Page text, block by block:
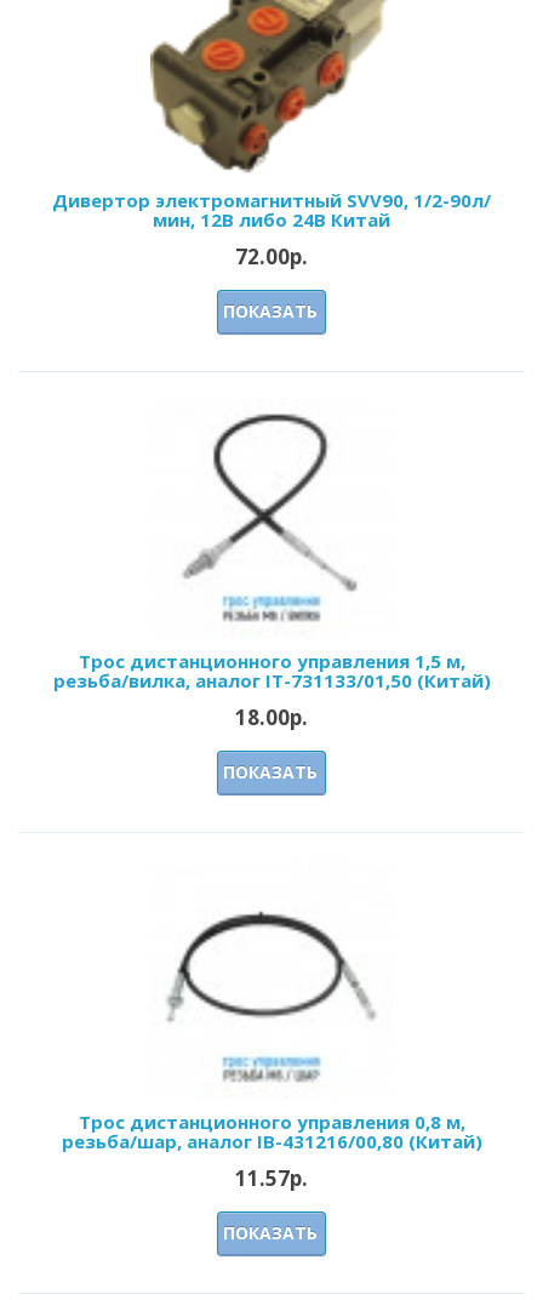
Дивертор электромагнитный SVV90, 1/2-90л/
мин, 12В либо 24В Китай
72.00р.
ПОКАЗАТЬ
Трос дистанционного управления 1,5 м,
резьба/вилка, аналог IT-731133/01,50 (Китай)
18.00р.
ПОКАЗАТЬ
Трос дистанционного управления 0,8 м,
резьба/шар, аналог IB-431216/00,80 (Китай)
11.57р.
ПОКАЗАТЬ